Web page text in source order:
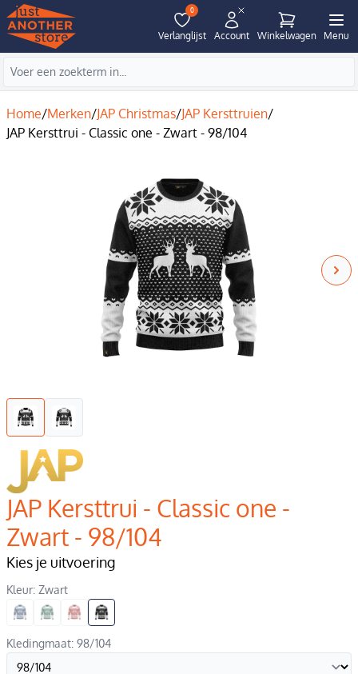
0
Verlanglijst Account Winkelwagen Menu
Home/Merken/JAP Christmas/JAP Kersttruien/
JAP Kersttrui - Classic one - Zwart - 98/104
JAP Kersttrui - Classic one -
Zwart - 98/104
Kies je uitvoering
Kleur: Zwart
Kledingmaat: 98/104